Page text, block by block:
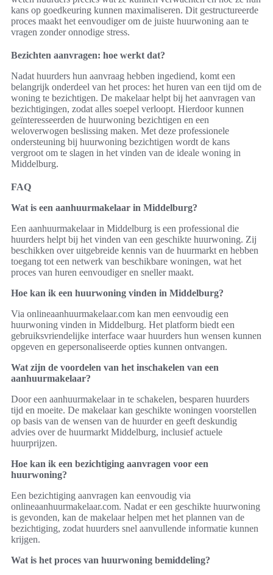
kans op goedkeuring kunnen maximaliseren. Dit gestructureerde
proces maakt het eenvoudiger om de juiste huurwoning aan te
vragen zonder onnodige stress.
Bezichten aanvragen: hoe werkt dat?
Nadat huurders hun aanvraag hebben ingediend, komt een
belangrijk onderdeel van het proces: het huren van een tijd om de
woning te bezichtigen. De makelaar helpt bij het aanvragen van
bezichtigingen, zodat alles soepel verloopt. Hierdoor kunnen
geïnteresseerden de huurwoning bezichtigen en een
weloverwogen beslissing maken. Met deze professionele
ondersteuning bij huurwoning bezichtigen wordt de kans
vergroot om te slagen in het vinden van de ideale woning in
Middelburg.
FAQ
Wat is een aanhuurmakelaar in Middelburg?
Een aanhuurmakelaar in Middelburg is een professional die
huurders helpt bij het vinden van een geschikte huurwoning. Zij
beschikken over uitgebreide kennis van de huurmarkt en hebben
toegang tot een netwerk van beschikbare woningen, wat het
proces van huren eenvoudiger en sneller maakt.
Hoe kan ik een huurwoning vinden in Middelburg?
Via onlineaanhuurmakelaar.com kan men eenvoudig een
huurwoning vinden in Middelburg. Het platform biedt een
gebruiksvriendelijke interface waar huurders hun wensen kunnen
opgeven en gepersonaliseerde opties kunnen ontvangen.
Wat zijn de voordelen van het inschakelen van een
aanhuurmakelaar?
Door een aanhuurmakelaar in te schakelen, besparen huurders
tijd en moeite. De makelaar kan geschikte woningen voorstellen
op basis van de wensen van de huurder en geeft deskundig
advies over de huurmarkt Middelburg, inclusief actuele
huurprijzen.
Hoe kan ik een bezichtiging aanvragen voor een
huurwoning?
Een bezichtiging aanvragen kan eenvoudig via
onlineaanhuurmakelaar.com. Nadat er een geschikte huurwoning
is gevonden, kan de makelaar helpen met het plannen van de
bezichtiging, zodat huurders snel aanvullende informatie kunnen
krijgen.
Wat is het proces van huurwoning bemiddeling?